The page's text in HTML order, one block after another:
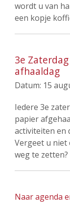
wordt u van
een kopje
3e
afhaaldag
Datum: 15
Iedere 3e
papier
activiteiten en
Vergeet u niet
weg te zetten?
Naar agenda